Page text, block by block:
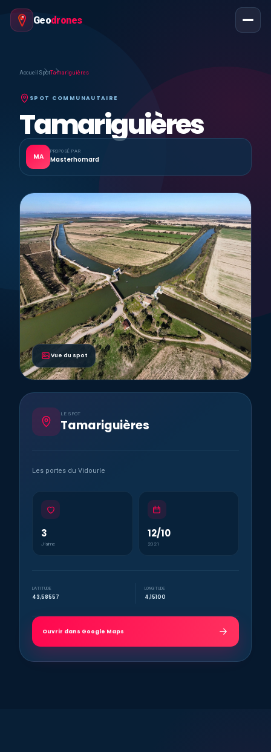
Geodrones
Accueil SpotTamariguières
SPOT COMMUNAUTAIRE
Tamariguières
MA
PROPOSÉ PAR
Masterhomard
Vue du spot
LE SPOT
Tamariguières
Les portes du Vidourle
3
J’aime
12/10
2021
LATITUDE
43,58557
LONGITUDE
4,15100
Ouvrir dans Google Maps